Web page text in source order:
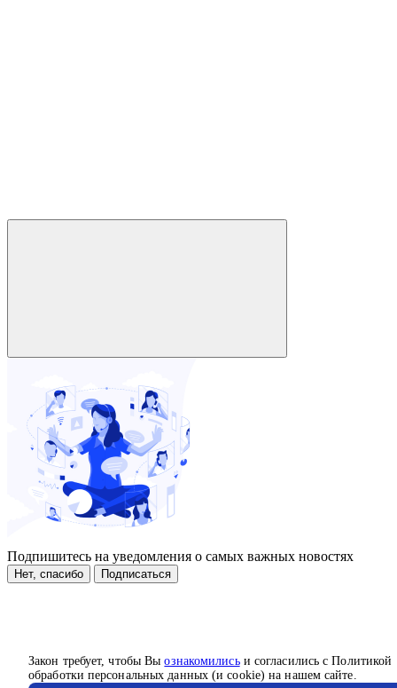
Закон требует, чтобы Выознакомилисьи согласились с Политикой
обработки персональных данных (и cookie) на нашем сайте.
Подпишитесь на уведомления о самых важных новостях
Нет, спасибо Подписаться